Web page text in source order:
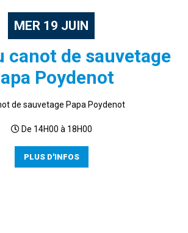
MER 19 JUIN
canot de sauvetage
Poydenot
de sauvetage Papa Poydenot
De 14H00 à 18H00
PLUS D'INFOS